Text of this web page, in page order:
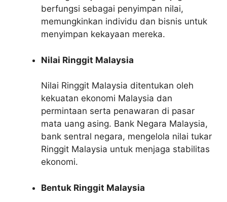
berfungsi sebagai penyimpan nilai,
memungkinkan individu dan bisnis untuk
menyimpan kekayaan mereka.
Nilai Ringgit Malaysia
Nilai Ringgit Malaysia ditentukan oleh
kekuatan ekonomi Malaysia dan
permintaan serta penawaran di pasar
mata uang asing. Bank Negara Malaysia,
bank sentral negara, mengelola nilai tukar
Ringgit Malaysia untuk menjaga stabilitas
ekonomi.
Bentuk Ringgit Malaysia